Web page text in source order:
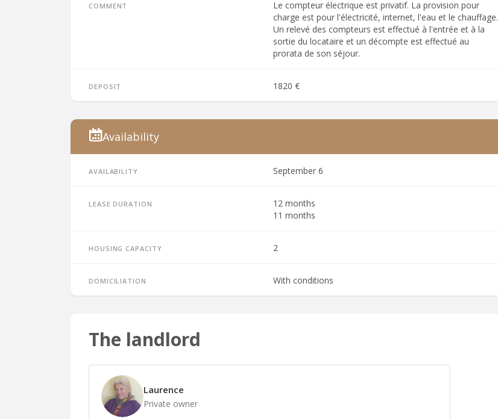
Comment
Le compteur électrique est privatif. La provision pour
charge est pour l'électricité, internet, l'eau et le chauffage.
Un relevé des compteurs est effectué à l'entrée et à la
sortie du locataire et un décompte est effectué au
prorata de son séjour.
Deposit 1820 €
Availability
Availability September 6
Lease duration
12 months
11 months
Housing capacity 2
Domiciliation With conditions
The landlord
Laurence
Private owner